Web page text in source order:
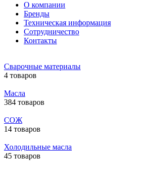
О компании
Бренды
Техническая информация
Сотрудничество
Контакты
Сварочные материалы
4 товаров
Масла
384 товаров
СОЖ
14 товаров
Холодильные масла
45 товаров